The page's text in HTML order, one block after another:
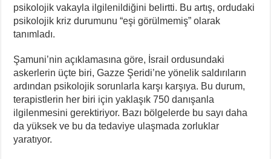
psikolojik vakayla ilgilenildiğini belirtti. Bu artış, ordudaki
psikolojik kriz durumunu “eşi görülmemiş” olarak
tanımladı.
Şamuni’nin açıklamasına göre, İsrail ordusundaki
askerlerin üçte biri, Gazze Şeridi’ne yönelik saldırıların
ardından psikolojik sorunlarla karşı karşıya. Bu durum,
terapistlerin her biri için yaklaşık 750 danışanla
ilgilenmesini gerektiriyor. Bazı bölgelerde bu sayı daha
da yüksek ve bu da tedaviye ulaşmada zorluklar
yaratıyor.